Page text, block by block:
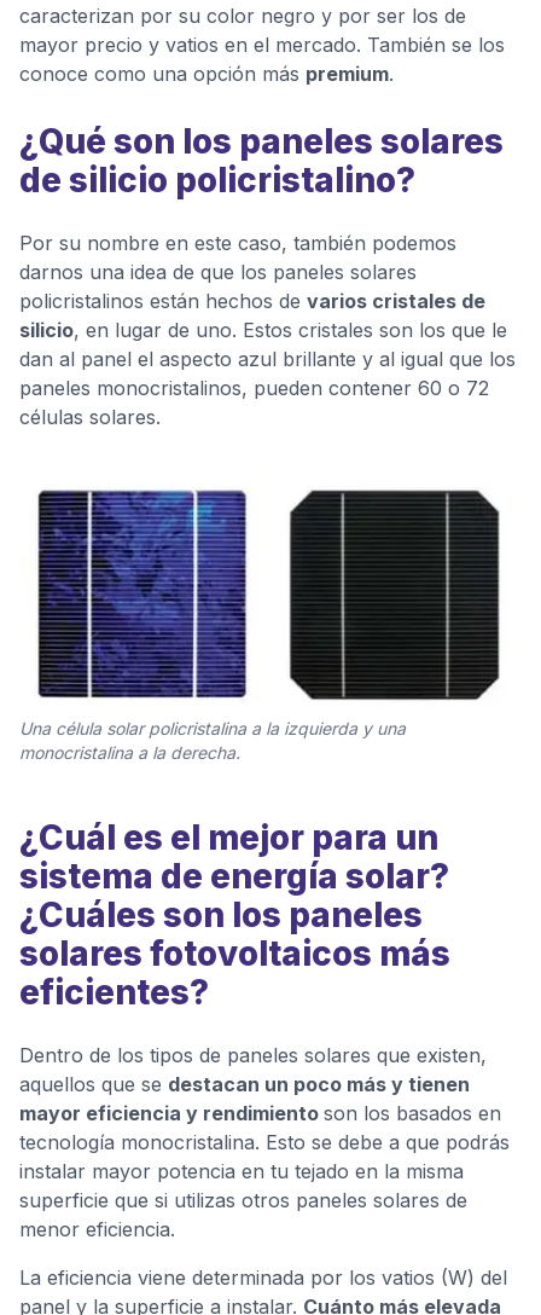
caracterizan por su color negro y por ser los de
mayor precio y vatios en el mercado. También se los
conoce como una opción más premium.
¿Qué son los paneles solares
de silicio policristalino?
Por su nombre en este caso, también podemos
darnos una idea de que los paneles solares
policristalinos están hechos de varios cristales de
silicio, en lugar de uno. Estos cristales son los que le
dan al panel el aspecto azul brillante y al igual que los
paneles monocristalinos, pueden contener 60 o 72
células solares.
Una célula solar policristalina a la izquierda y una
monocristalina a la derecha.
¿Cuál es el mejor para un
sistema de energía solar?
¿Cuáles son los paneles
solares fotovoltaicos más
eficientes?
Dentro de los tipos de paneles solares que existen,
aquellos que se destacan un poco más y tienen
mayor eficiencia y rendimiento son los basados en
tecnología monocristalina. Esto se debe a que podrás
instalar mayor potencia en tu tejado en la misma
superficie que si utilizas otros paneles solares de
menor eficiencia.
La eficiencia viene determinada por los vatios (W) del
panel y la superficie a instalar. Cuánto más elevada